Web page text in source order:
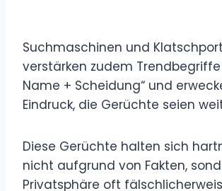
Suchmaschinen und
verstärken zudem Trendbegriffe
Name + Scheidung“ und
Eindruck, die Gerüchte seien
Diese Gerüchte halten sich
nicht aufgrund von Fakten,
Privatsphäre oft